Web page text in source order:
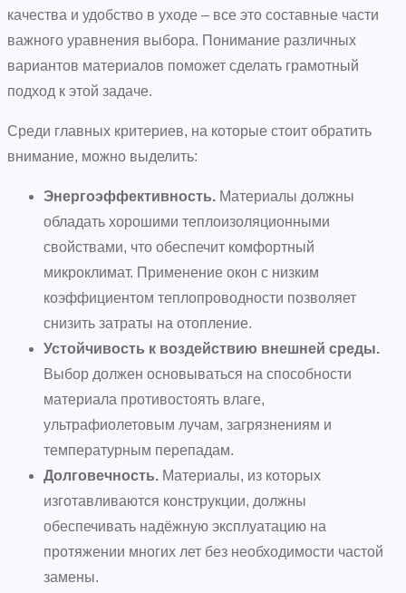
качества и удобство в уходе – все это составные части
важного уравнения выбора. Понимание различных
вариантов материалов поможет сделать грамотный
подход к этой задаче.
Среди главных критериев, на которые стоит обратить
внимание, можно выделить:
Энергоэффективность. Материалы должны
обладать хорошими теплоизоляционными
свойствами, что обеспечит комфортный
микроклимат. Применение окон с низким
коэффициентом теплопроводности позволяет
снизить затраты на отопление.
Устойчивость к воздействию внешней среды.
Выбор должен основываться на способности
материала противостоять влаге,
ультрафиолетовым лучам, загрязнениям и
температурным перепадам.
Долговечность. Материалы, из которых
изготавливаются конструкции, должны
обеспечивать надёжную эксплуатацию на
протяжении многих лет без необходимости частой
замены.